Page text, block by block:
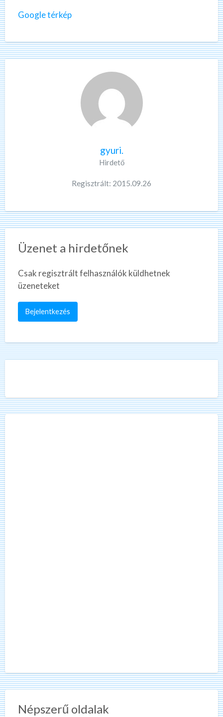
Google térkép
gyuri.
Hirdető
Regisztrált: 2015.09.26
Üzenet a hirdetőnek
Csak regisztrált felhasználók küldhetnek
üzeneteket
Bejelentkezés
Népszerű oldalak